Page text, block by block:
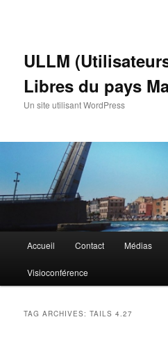
ULLM
Libres du pays
Un site utilisant WordPress
Accueil Contact Médias
Visioconférence
TAG ARCHIVES:TAILS 4.27